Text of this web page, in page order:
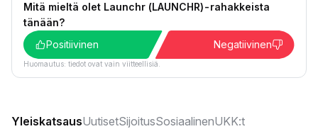
Mitä mieltä olet Launchr (LAUNCHR)-rahakkeista
tänään?
Positiivinen
Negatiivinen
Huomautus: tiedot ovat vain viitteellisiä.
YleiskatsausUutisetSijoitusSosiaalinenUKK:t